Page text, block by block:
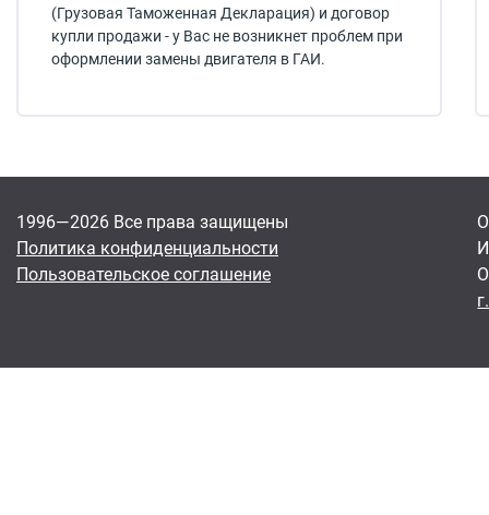
(Грузовая Таможенная Декларация) и договор
купли продажи - у Вас не возникнет проблем при
оформлении замены двигателя в ГАИ.
1996—2026 Все права защищены
Политика конфиденциальности
Пользовательское соглашение